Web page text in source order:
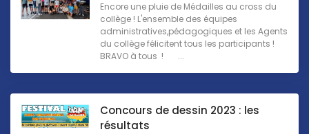
Encore une pluie de Médailles au cross du
collège ! L'ensemble des équipes
administratives,pédagogiques et les Agents
du collège félicitent tous les participants !
BRAVO à tous ! ...
Concours de dessin 2023 : les
résultats